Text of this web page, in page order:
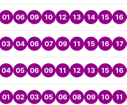
01 06 09 10 12 13 14 15 16
03 04 06 07 09 11 15 16 17
04 05 06 09 11 12 13 15 16
01 02 03 05 06 08 09 10 11